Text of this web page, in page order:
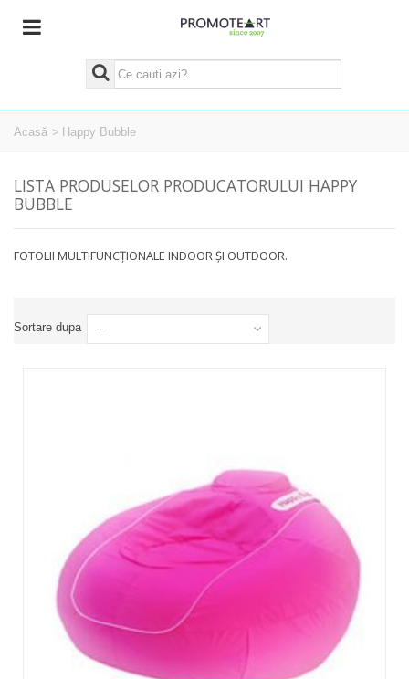
Acasă > Happy Bubble
LISTA PRODUSELOR PRODUCATORULUI HAPPY
BUBBLE
FOTOLII MULTIFUNCȚIONALE INDOOR ȘI OUTDOOR.
Sortare dupa --